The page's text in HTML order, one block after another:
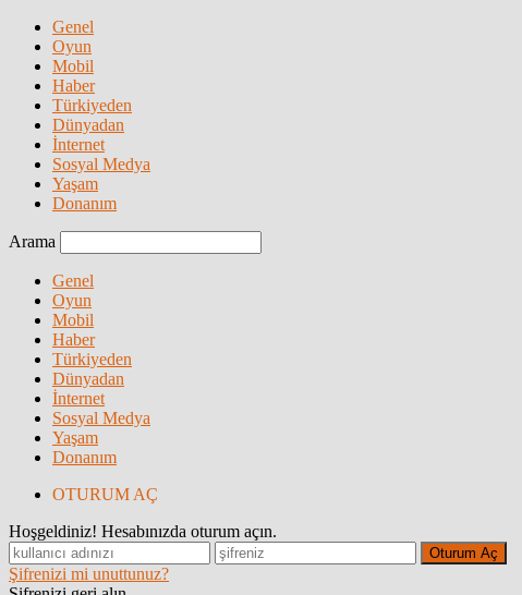
Genel
Oyun
Mobil
Haber
Türkiyeden
Dünyadan
İnternet
Sosyal Medya
Yaşam
Donanım
Arama
Genel
Oyun
Mobil
Haber
Türkiyeden
Dünyadan
İnternet
Sosyal Medya
Yaşam
Donanım
OTURUM AÇ
Hoşgeldiniz! Hesabınızda oturum açın.
Şifrenizi mi unuttunuz?